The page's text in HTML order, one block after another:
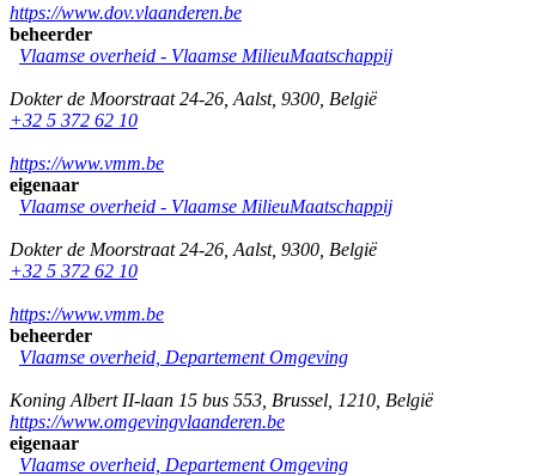
https://www.dov.vlaanderen.be
beheerder
Vlaamse overheid - Vlaamse MilieuMaatschappij
Dokter de Moorstraat 24-26 Aalst, 9300 België
+32 5 372 62 10
https://www.vmm.be
eigenaar
Vlaamse overheid - Vlaamse MilieuMaatschappij
Dokter de Moorstraat 24-26 Aalst, 9300 België
+32 5 372 62 10
https://www.vmm.be
beheerder
Vlaamse overheid, Departement Omgeving
Koning Albert II-laan 15 bus 553 Brussel 1210 België
https://www.omgevingvlaanderen.be
eigenaar
Vlaamse overheid, Departement Omgeving